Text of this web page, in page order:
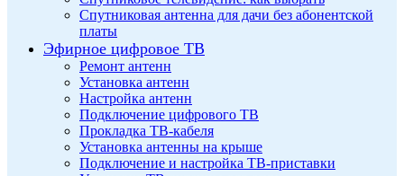
Спутниковая антенна для дачи без абонентской
платы
Эфирное цифровое ТВ
Ремонт антенн
Установка антенн
Настройка антенн
Подключение цифрового ТВ
Прокладка ТВ-кабеля
Установка антенны на крыше
Подключение и настройка ТВ-приставки